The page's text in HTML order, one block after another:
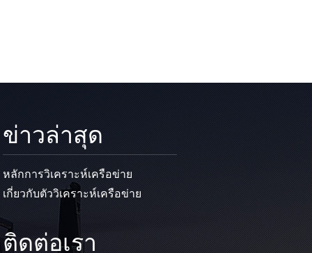
ข่าวล่าสุด
หลักการวิเคราะห์เครือข่าย
เกี่ยวกับตัววิเคราะห์เครือข่าย
ติดต่อเรา